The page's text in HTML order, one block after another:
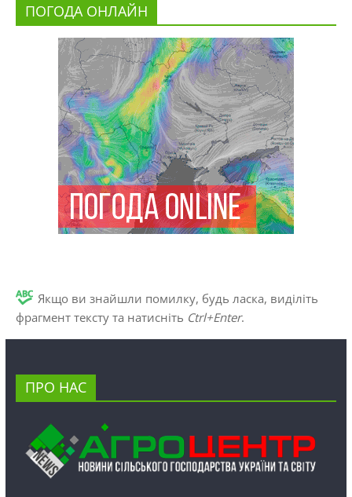
ПОГОДА ОНЛАЙН
Якщо ви знайшли помилку, будь ласка, виділіть
фрагмент тексту та натисніть Ctrl+Enter.
ПРО НАС